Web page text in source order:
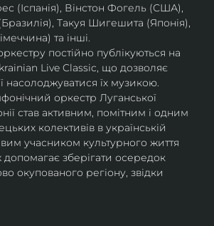
(Іспанія), Вінстон Фогель (США),
Такуя Шигешита (Японія),
та інші.
постійно публікуються на
Live Classic, що дозволяє
насолоджуватися їх музикою​.
оркестр Луганської
став активним, помітним і одним
колективів в українській
учасником культурного життя
допомагає зберігати осередок
окупованого регіону, звідки